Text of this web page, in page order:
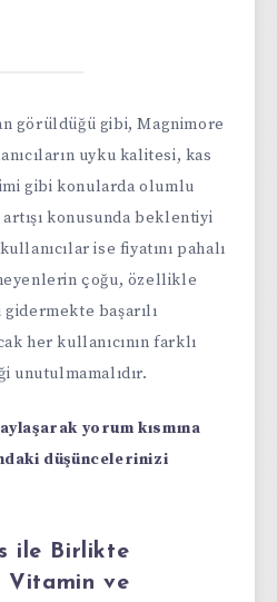
görüldüğü gibi, Magnimore
uyku kalitesi, kas
gibi konularda olumlu
konusunda beklentiyi
ise fiyatını pahalı
çoğu, özellikle
başarılı
her kullanıcının farklı
yorum kısmına
düşüncelerinizi
ile Birlikte
Vitamin ve